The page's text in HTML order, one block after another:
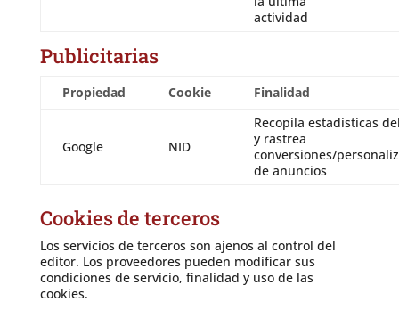
actividad
Publicitarias
Propiedad Cookie Finalidad
Google NID
Recopila estadísticas
y rastrea
conversiones/
de anuncios
Cookies de terceros
Los servicios de terceros son ajenos al control del
editor. Los proveedores pueden modificar sus
condiciones de servicio, finalidad y uso de las
cookies.